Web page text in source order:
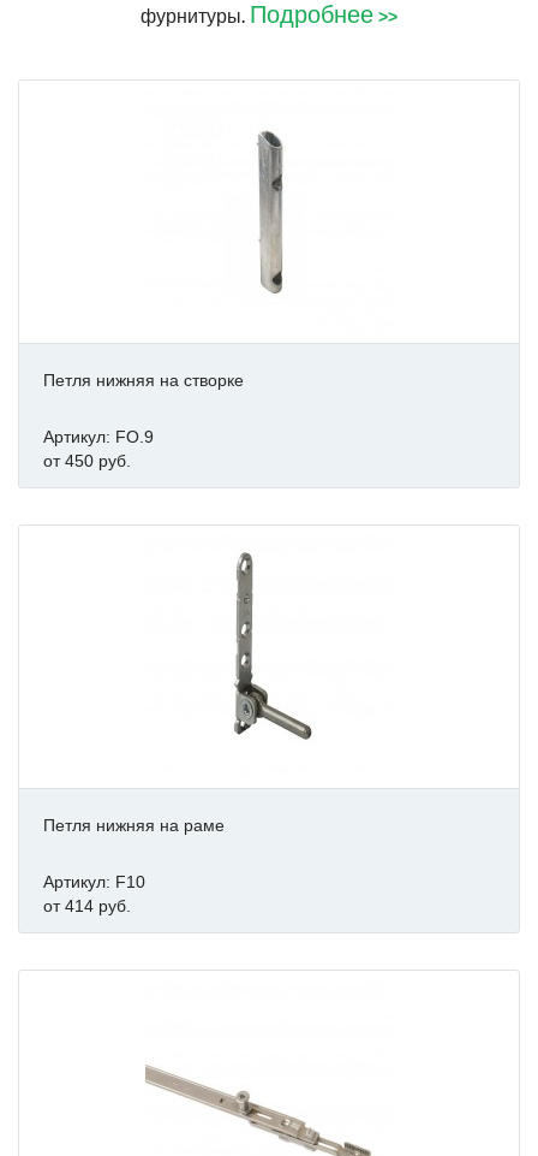
фурнитуры. Подробнее >>
Петля нижняя на створке
Артикул: FO.9
от 450 руб.
Петля нижняя на раме
Артикул: F10
от 414 руб.